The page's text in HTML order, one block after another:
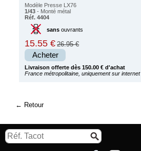
Modèle Presse LX76
1/43 - Monté métal
Réf. 4404
sansouvrants
15.55 € 26.95 €
Acheter
Livraison offerte dès 150.00 € d'achat
France métropolitaine, uniquement sur internet
Retour